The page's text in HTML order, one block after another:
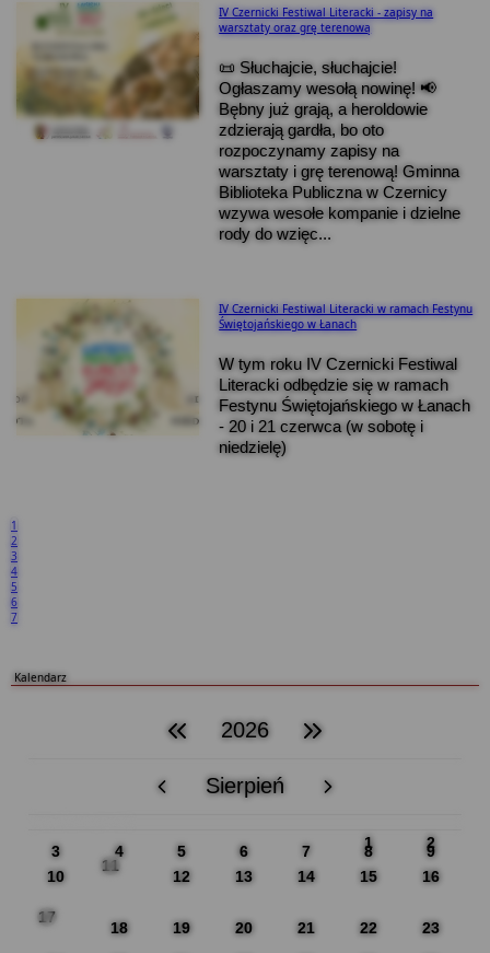
IV Czernicki Festiwal Literacki - zapisy na
warsztaty oraz grę terenową
📜 Słuchajcie, słuchajcie!
Ogłaszamy wesołą nowinę! 📢
Bębny już grają, a heroldowie
zdzierają gardła, bo oto
rozpoczynamy zapisy na
warsztaty i grę terenową! Gminna
Biblioteka Publiczna w Czernicy
wzywa wesołe kompanie i dzielne
rody do wzięc...
IV Czernicki Festiwal Literacki w ramach Festynu
Świętojańskiego w Łanach
W tym roku IV Czernicki Festiwal
Literacki odbędzie się w ramach
Festynu Świętojańskiego w Łanach
- 20 i 21 czerwca (w sobotę i
niedzielę)
1
2
3
4
5
6
7
Kalendarz
poprzedni rok2026 następny rok
poprzedni miesiącSierpień następny miesiąc
1 2
3 4 5 6 7 8
9
10
11
12 13 14 15 16
17
18 19 20 21 22 23